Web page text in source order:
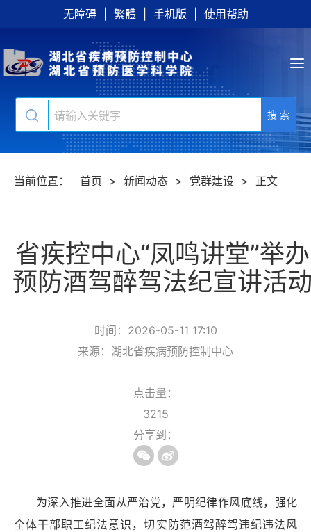
无障碍 繁體 手机版 使用帮助
搜 索
当前位置： 首页 > 新闻动态 > 党群建设 > 正文
省疾控中心“凤鸣讲堂”举办
预防酒驾醉驾法纪宣讲活
时间：2026-05-11 17:10
来源：湖北省疾病预防控制中心
点击量：
3215
分享到：
为深入推进全面从严治党，严明纪律作风底线，强化
全体干部职工纪法意识，切实防范酒驾醉驾违纪违法风